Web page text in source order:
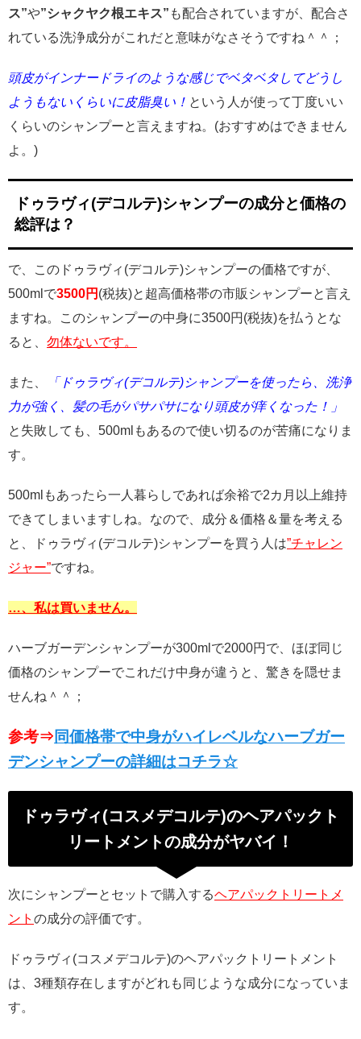
ス”や”シャクヤク根エキス” も配合されていますが、配合さ
れている洗浄成分がこれだと意味がなさそうですね＾＾；
頭皮がインナードライのような感じでベタベタしてどうし
ようもないくらいに皮脂臭い！ という人が使って丁度いい
くらいのシャンプーと言えますね。(おすすめはできません
よ。)
ドゥラヴィ(デコルテ)シャンプーの成分と価格の
総評は？
で、このドゥラヴィ(デコルテ)シャンプーの価格ですが、
500mlで3500円 (税抜)と超高価格帯の市販シャンプーと言え
ますね。このシャンプーの中身に3500円(税抜)を払うとな
ると、 勿体ないです。
また、
「ドゥラヴィ(デコルテ)シャンプーを使ったら、洗浄
力が強く、髪の毛がパサパサになり頭皮が痒くなった！」
と失敗しても、500mlもあるので使い切るのが苦痛になりま
す。
500mlもあったら一人暮らしであれば余裕で2カ月以上維持
できてしまいますしね。なので、成分＆価格＆量を考える
と、ドゥラヴィ(デコルテ)シャンプーを買う人は”チャレン
ジャー”ですね。
…、私は買いません。
ハーブガーデンシャンプーが300mlで2000円で、ほぼ同じ
価格のシャンプーでこれだけ中身が違うと、驚きを隠せま
せんね＾＾；
参考⇒ 同価格帯で中身がハイレベルなハーブガー
デンシャンプーの詳細はコチラ☆
ドゥラヴィ(コスメデコルテ)のヘアパックト
リートメントの成分がヤバイ！
次にシャンプーとセットで購入するヘアパックトリートメ
ント の成分の評価です。
ドゥラヴィ(コスメデコルテ)のヘアパックトリートメント
は、3種類存在しますがどれも同じような成分になっていま
す。